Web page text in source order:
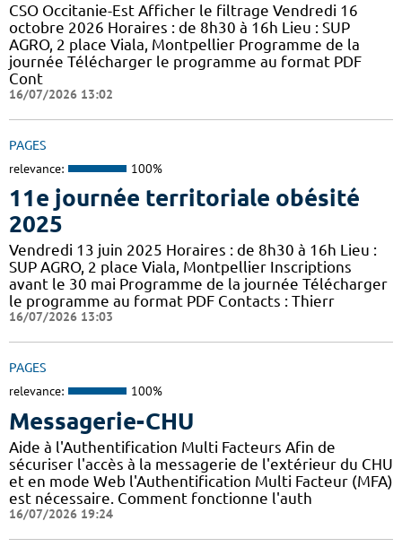
CSO Occitanie-Est Afficher le filtrage Vendredi 16
octobre 2026 Horaires : de 8h30 à 16h Lieu : SUP
AGRO, 2 place Viala, Montpellier Programme de la
journée Télécharger le programme au format PDF
Cont
16/07/2026 13:02
PAGES
relevance: 100%
11e journée territoriale obésité
2025
Vendredi 13 juin 2025 Horaires : de 8h30 à 16h Lieu :
SUP AGRO, 2 place Viala, Montpellier Inscriptions
avant le 30 mai Programme de la journée Télécharger
le programme au format PDF Contacts : Thierr
16/07/2026 13:03
PAGES
relevance: 100%
Messagerie-CHU
Aide à l'Authentification Multi Facteurs Afin de
sécuriser l'accès à la messagerie de l'extérieur du CHU
et en mode Web l'Authentification Multi Facteur (MFA)
est nécessaire. Comment fonctionne l'auth
16/07/2026 19:24